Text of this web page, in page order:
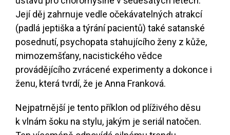
Její děj zahrnuje vedle očekávatelných atrakcí
(padlá jeptiška a týrání pacientů) také satanské
posednutí, psychopata stahujícího ženy z kůže,
mimozemšťany, nacistického vědce
provádějícího zvrácené experimenty a dokonce i
ženu, která tvrdí, že je Anna Franková.
Nejpatrnější je tento příklon od plíživého děsu
k vlnám šoku na stylu, jakým je seriál natočen.